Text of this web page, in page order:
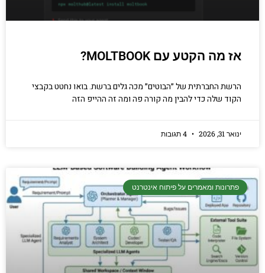
אז מה הקטע עם MOLTBOOK?
הרשת החברתית של ״הבוטים״ מכה גלים ברשת. בואו נחטט בקבצי
הקוד שלה כדי להבין מה קורה פה ומה זה ההייפ הזה
ינואר 31, 2026
פתרונות ומאמרים על פיתוח אינטרנט